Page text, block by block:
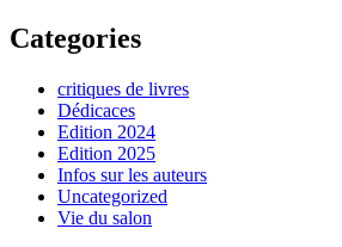
Categories
critiques de livres
Dédicaces
Edition 2024
Edition 2025
Infos sur les auteurs
Uncategorized
Vie du salon